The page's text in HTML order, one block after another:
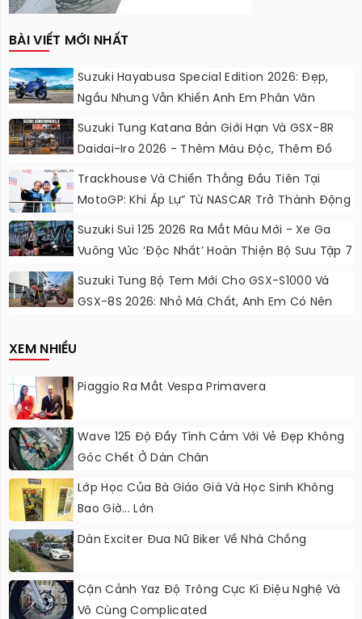
BÀI VIẾT MỚI NHẤT
Suzuki Hayabusa Special Edition 2026: Đẹp,
Ngầu Nhưng Vẫn Khiến Anh Em Phân Vân
Suzuki Tung Katana Bản Giới Hạn Và GSX-8R
Daidai-Iro 2026 - Thêm Màu Độc, Thêm Đồ
Chơi, Thêm Cá Tính
Trackhouse Và Chiến Thắng Đầu Tiên Tại
MotoGP: Khi Áp Lự” Từ NASCAR Trở Thành Động
Lực Ngọt Ngào
Suzuki Sui 125 2026 Ra Mắt Màu Mới - Xe Ga
Vuông Vức ‘độc Nhất’ Hoàn Thiện Bộ Sưu Tập 7
Sắc Cầu Vồng
Suzuki Tung Bộ Tem Mới Cho GSX-S1000 Và
GSX-8S 2026: Nhỏ Mà Chất, Anh Em Có Nên
XEM NHIỀU
Piaggio Ra Mắt Vespa Primavera
Wave 125 Độ Đầy Tình Cảm Với Vẻ Đẹp Không
Góc Chết Ở Dàn Chân
Lớp Học Của Bà Giáo Già Và Học Sinh Không
Bao Giờ... Lớn
Dàn Exciter Đưa Nữ Biker Về Nhà Chồng
Cận Cảnh Yaz Độ Trông Cực Kì Điệu Nghệ Và
Vô Cùng Complicated